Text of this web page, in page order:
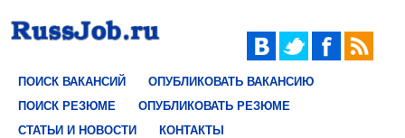
ПОИСК ВАКАНСИЙ
ОПУБЛИКОВАТЬ ВАКАНСИЮ
ПОИСК РЕЗЮМЕ
ОПУБЛИКОВАТЬ РЕЗЮМЕ
СТАТЬИ И НОВОСТИ
КОНТАКТЫ